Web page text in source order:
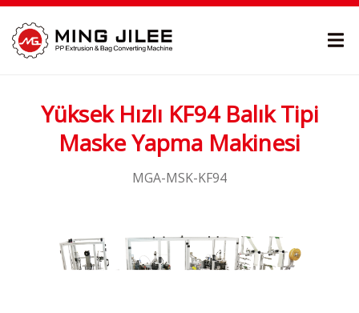
Yüksek Hızlı KF94 Balık Tipi
Maske Yapma Makinesi
MGA-MSK-KF94